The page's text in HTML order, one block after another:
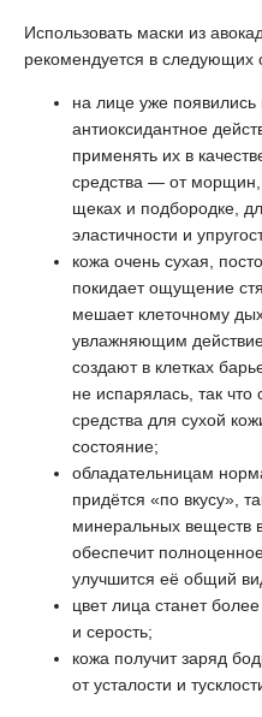
Использовать маски из
рекомендуется в следующих
на лице уже
антиоксидантное
применять их в
средства — от морщин,
щеках и подбородке,
эластичности и
кожа очень сухая,
покидает ощущение
мешает клеточному
увлажняющим
создают в клетках
не испарялась, так что
средства для сухой
состояние;
обладательницам
придётся «по вкусу»,
минеральных веществ
обеспечит
улучшится её общий
цвет лица станет
и серость;
кожа получит заряд
от усталости и